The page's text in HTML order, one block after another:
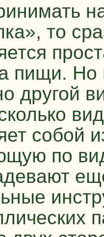
то
пищи. Но
другой
собой
по